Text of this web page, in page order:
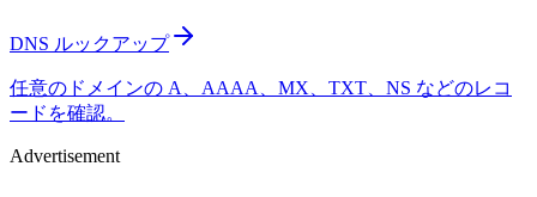
DNS ルックアップ
任意のドメインの A、AAAA、MX、TXT、NS などのレコ
ードを確認。
Advertisement